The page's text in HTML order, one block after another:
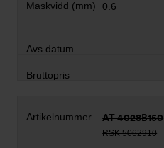
0.6
AT 4028B150
RSK 5062910